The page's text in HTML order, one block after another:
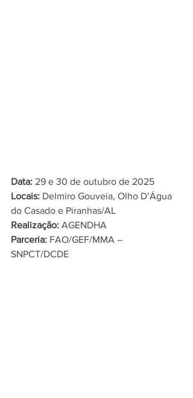
Data: 29 e 30 de outubro de 2025
Locais: Delmiro Gouveia, Olho D’Água
do Casado e Piranhas/AL
Realização: AGENDHA
Parceria: FAO/GEF/MMA –
SNPCT/DCDE